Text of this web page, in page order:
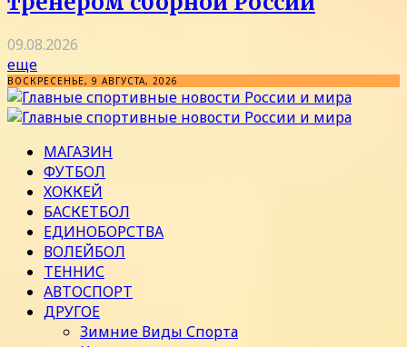
09.08.2026
еще
ВОСКРЕСЕНЬЕ, 9 АВГУСТА, 2026
МАГАЗИН
ФУТБОЛ
ХОККЕЙ
БАСКЕТБОЛ
ЕДИНОБОРСТВА
ВОЛЕЙБОЛ
ТЕННИС
АВТОСПОРТ
ДРУГОЕ
Зимние Виды Спорта